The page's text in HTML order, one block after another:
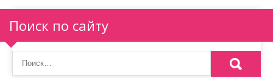
и
я
п
Поиск по сайту